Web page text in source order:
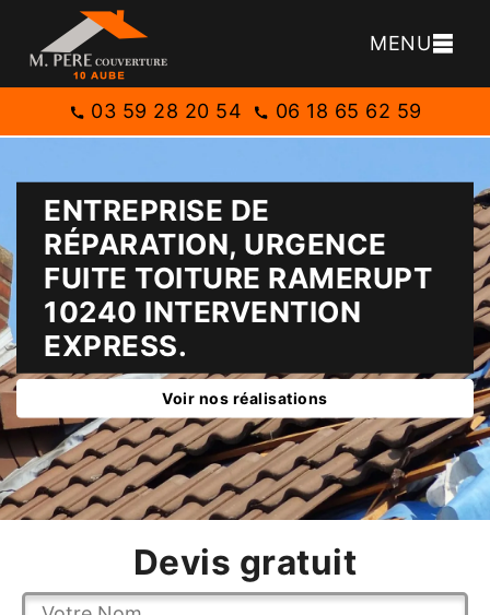
MENU
03 59 28 20 54 06 18 65 62 59
ENTREPRISE DE
RÉPARATION, URGENCE
FUITE TOITURE RAMERUPT
10240 INTERVENTION
EXPRESS.
Voir nos réalisations
Devis gratuit